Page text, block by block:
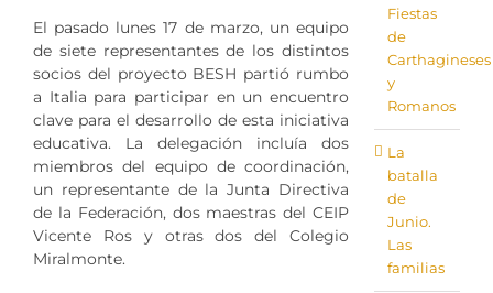
El pasado lunes 17 de marzo, un equipo
de siete representantes de los distintos
socios del proyecto BESH partió rumbo
a Italia para participar en un encuentro
clave para el desarrollo de esta iniciativa
educativa. La delegación incluía dos
miembros del equipo de coordinación,
un representante de la Junta Directiva
de la Federación, dos maestras del CEIP
Vicente Ros y otras dos del Colegio
Miralmonte.
Fiestas
de
Carthagineses
y
Romanos
La
batalla
de
Junio.
Las
familias